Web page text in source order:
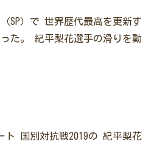
SP）で 世界歴代最高を更新す
た。
紀平梨花選手の滑りを動
ト 国別対抗戦2019の 紀平梨花